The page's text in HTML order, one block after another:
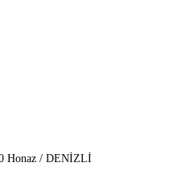
Honaz / DENİZLİ